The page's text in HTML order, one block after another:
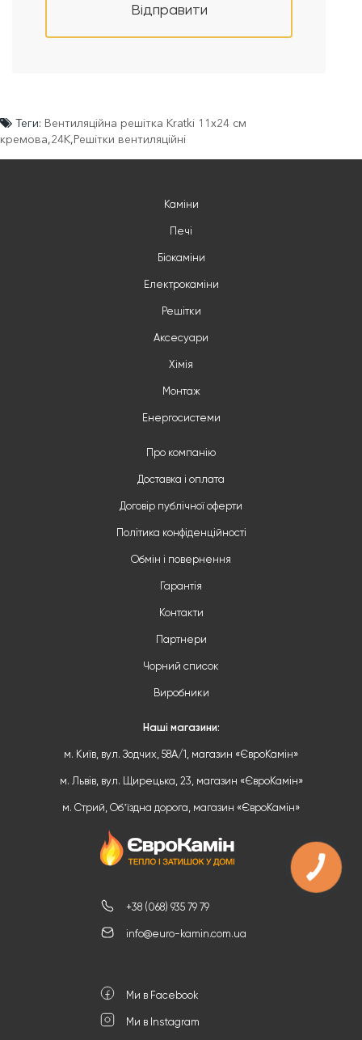
Відправити
Теги: Вентиляційна решітка Kratki 11х24 см
кремова,24K,Решітки вентиляційні
+38 (068) 935 79 79
info@euro-kamin.com.ua
Ми в Facebook
Ми в Instagram
Каміни
Печі
Біокаміни
Електрокаміни
Решітки
Аксесуари
Хімія
Монтаж
Енергосистеми
Про компанію
Доставка і оплата
Договір публічної оферти
Політика конфіденційності
Обмін і повернення
Гарантія
Контакти
Партнери
Чорний список
Виробники
Наші магазини:
м. Київ, вул. Зодчих, 58А/1, магазин «ЄвроКамін»
м. Львів, вул. Щирецька, 23, магазин «ЄвроКамін»
м. Стрий, Обʼїздна дорога, магазин «ЄвроКамін»